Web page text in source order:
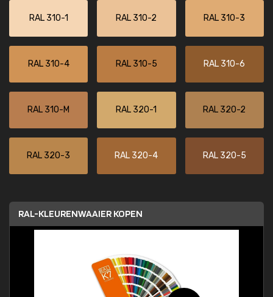
RAL 310-1 RAL 310-2 RAL 310-3
RAL 310-4 RAL 310-5 RAL 310-6
RAL 310-M RAL 320-1 RAL 320-2
RAL 320-3 RAL 320-4 RAL 320-5
RAL-KLEURENWAAIER KOPEN